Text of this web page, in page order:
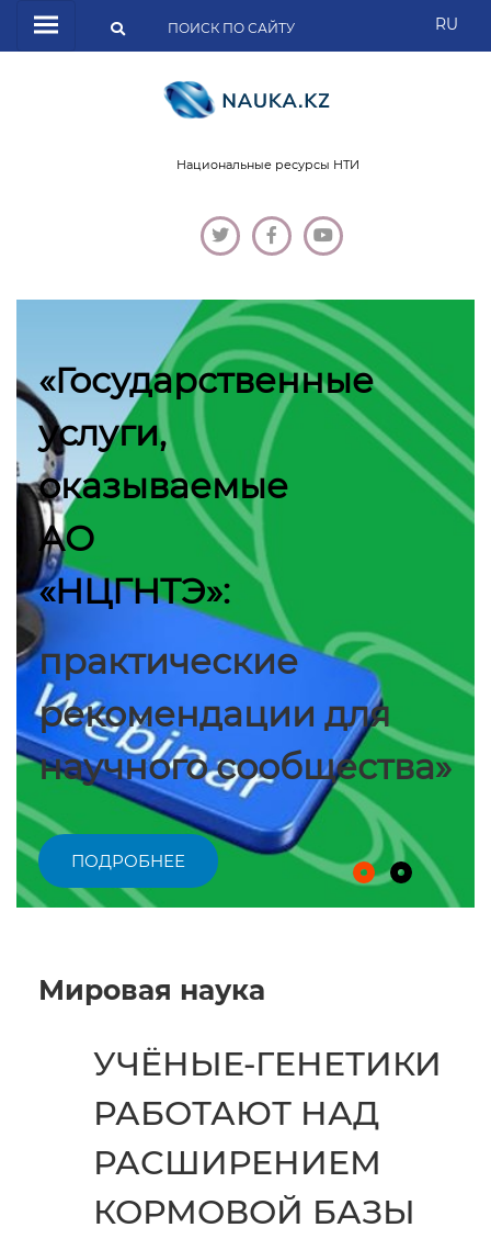
RU
Национальные ресурсы НТИ
«Государственные
услуги,
оказываемые
АО
«НЦГНТЭ»:
практические
рекомендации для
научного сообщества»
ПОДРОБНЕЕ
Мировая наука
УЧЁНЫЕ-ГЕНЕТИКИ
РАБОТАЮТ НАД
РАСШИРЕНИЕМ
КОРМОВОЙ БАЗЫ